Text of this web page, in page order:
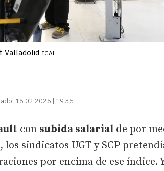
Valladolid ICAL
16.02.2026 | 19:35
con subida salarial de por
sindicatos UGT y SCP
por encima de ese índice.